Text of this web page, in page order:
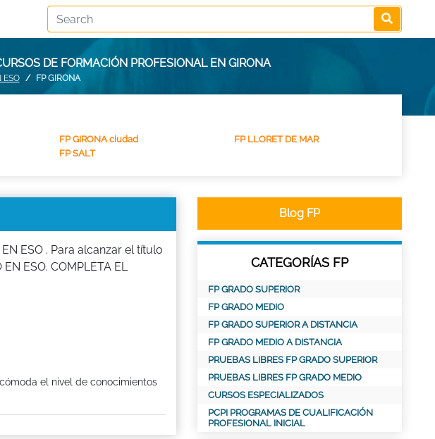
DE FORMACIÓN PROFESIONAL EN GIRONA
ESO FP GIRONA
FP GIRONA ciudad
FP LLORET DE MAR
FP SALT
ESO . Para alcanzar el título
ESO. COMPLETA EL
el nivel de conocimientos
Blog FP
CATEGORÍAS FP
FP GRADO SUPERIOR
FP GRADO MEDIO
FP GRADO SUPERIOR A DISTANCIA
FP GRADO MEDIO A DISTANCIA
PRUEBAS LIBRES FP GRADO SUPERIOR
PRUEBAS LIBRES FP GRADO MEDIO
CURSOS ESPECIALIZADOS
PCPI PROGRAMAS DE CUALIFICACIÓN
PROFESIONAL INICIAL